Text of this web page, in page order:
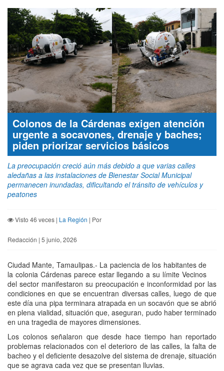
Colonos de la Cárdenas exigen atención
urgente a socavones, drenaje y baches;
piden priorizar servicios básicos
La preocupación creció aún más debido a que varias calles
aledañas a las instalaciones de Bienestar Social Municipal
permanecen inundadas, dificultando el tránsito de vehículos y
peatones
Visto 46 veces | La Región | Por
Redacción | 5 junio, 2026
Ciudad Mante, Tamaulipas.- La paciencia de los habitantes de
la colonia Cárdenas parece estar llegando a su límite Vecinos
del sector manifestaron su preocupación e inconformidad por las
condiciones en que se encuentran diversas calles, luego de que
este día una pipa terminara atrapada en un socavón que se abrió
en plena vialidad, situación que, aseguran, pudo haber terminado
en una tragedia de mayores dimensiones.
Los colonos señalaron que desde hace tiempo han reportado
problemas relacionados con el deterioro de las calles, la falta de
bacheo y el deficiente desazolve del sistema de drenaje, situación
que se agrava cada vez que se presentan lluvias.